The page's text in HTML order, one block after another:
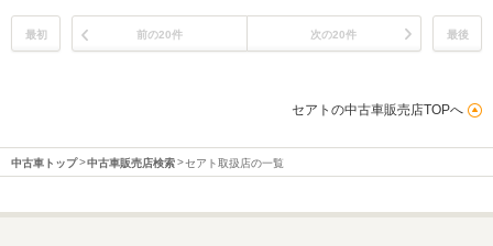
最初 前の20件 次の20件 最後
セアトの中古車販売店TOPへ
中古車トップ 中古車販売店検索 セアト取扱店の一覧